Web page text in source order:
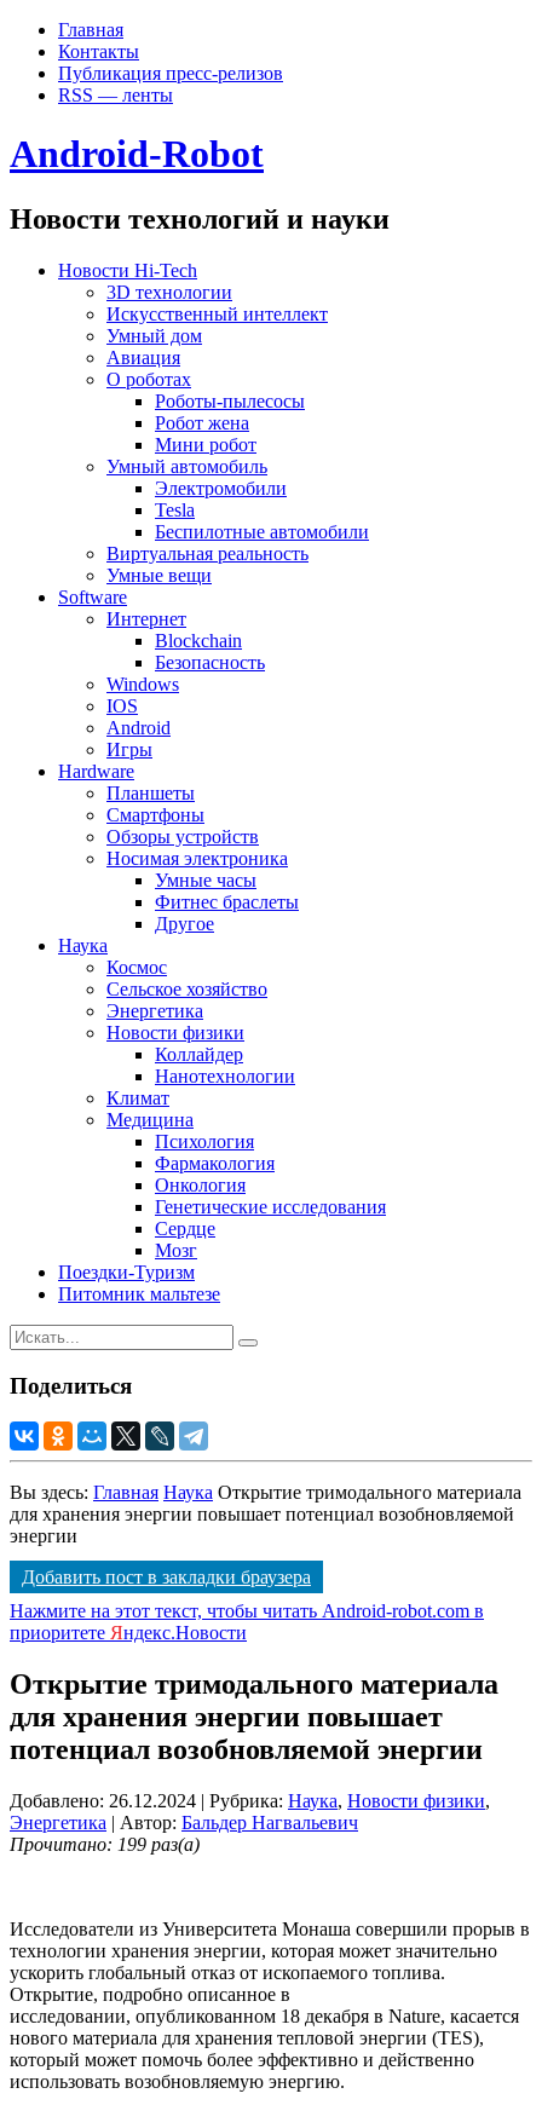
Главная
Контакты
Публикация пресс-релизов
RSS — ленты
Android-Robot
Новости технологий и науки
Новости Hi-Tech
3D технологии
Искусственный интеллект
Умный дом
Авиация
О роботах
Роботы-пылесосы
Робот жена
Мини робот
Умный автомобиль
Электромобили
Tesla
Беспилотные автомобили
Виртуальная реальность
Умные вещи
Software
Интернет
Blockchain
Безопасность
Windows
IOS
Android
Игры
Hardware
Планшеты
Смартфоны
Обзоры устройств
Носимая электроника
Умные часы
Фитнес браслеты
Другое
Наука
Космос
Сельское хозяйство
Энергетика
Новости физики
Коллайдер
Нанотехнологии
Климат
Медицина
Психология
Фармакология
Онкология
Генетические исследования
Сердце
Мозг
Поездки-Туризм
Питомник мальтезе
Поделиться
Вы здесь: Главная Наука Открытие тримодального материала
для хранения энергии повышает потенциал возобновляемой
энергии
Добавить пост в закладки браузера
Нажмите на этот текст, чтобы читать Android-robot.com в
приоритете Яндекс.Новости
Открытие тримодального материала
для хранения энергии повышает
потенциал возобновляемой энергии
Добавлено: 26.12.2024 | Рубрика: Наука, Новости физики,
Энергетика | Автор: Бальдер Нагвальевич
Прочитано: 199 раз(а)
Исследователи из Университета Монаша совершили прорыв в
технологии хранения энергии, которая может значительно
ускорить глобальный отказ от ископаемого топлива.
Открытие, подробно описанное в
исследовании, опубликованном 18 декабря в Nature, касается
нового материала для хранения тепловой энергии (TES),
который может помочь более эффективно и действенно
использовать возобновляемую энергию.